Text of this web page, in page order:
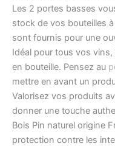
Les 2 portes basses
stock de vos bouteilles
sont fournis pour une
Idéal pour tous vos
en bouteille. Pensez au
mettre en avant un
Valorisez vos produits
donner une touche
Bois Pin naturel origine
protection contre les